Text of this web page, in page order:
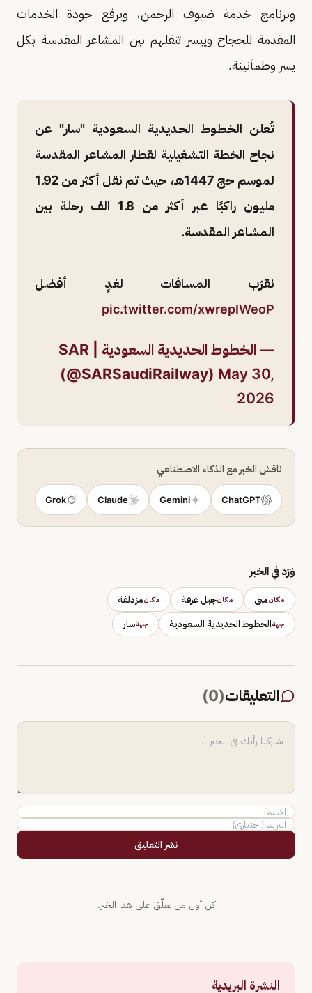
وبرنامج خدمة ضيوف الرحمن، ويرفع جودة الخدمات
المقدمة للحجاج وييسر تنقلهم بين المشاعر المقدسة بكل
يسر وطمأنينة.
تُعلن الخطوط الحديدية السعودية "سار" عن
نجاح الخطة التشغيلية لقطار المشاعر المقدسة
لموسم حج 1447هـ، حيث تم نقل أكثر من 1.92
مليون راكبًا عبر أكثر من 1.8 الف رحلة بين
المشاعر المقدسة.
نقرّب المسافات لغدٍ أفضل
pic.twitter.com/xwrepIWeoP
— الخطوط الحديدية السعودية | SAR
(@SARSaudiRailway) May 30,
2026
ناقش الخبر مع الذكاء الاصطناعي
ChatGPT
Gemini
Claude
Grok
وَرَد في الخبر
مكانمنى مكانجبل عرفة مكانمزدلفة
جهةالخطوط الحديدية السعودية جهةسار
التعليقات(
0
)
نشر التعليق
كن أول من يعلّق على هذا الخبر.
النشرة البريدية